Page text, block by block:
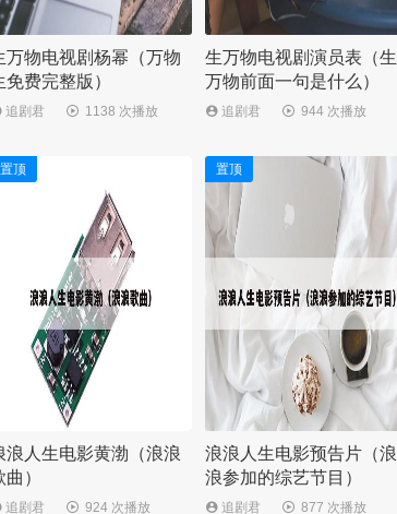
万物电视剧杨幂（万物
免费完整版）
追剧君 1138 次播放
生万物电视剧演员表（生
万物前面一句是什么）
追剧君 944 次播放
置顶
浪人生电影黄渤（浪浪
曲）
追剧君 924 次播放
置顶
浪浪人生电影预告片（浪
浪参加的综艺节目）
追剧君 877 次播放